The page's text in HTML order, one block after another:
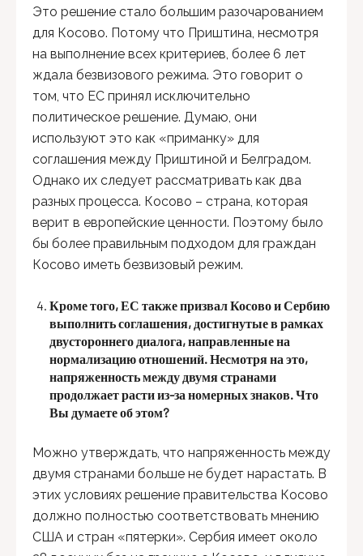
Это решение стало большим разочарованием
для Косово. Потому что Приштина, несмотря
на выполнение всех критериев, более 6 лет
ждала безвизового режима. Это говорит о
том, что ЕС принял исключительно
политическое решение. Думаю, они
используют это как «приманку» для
соглашения между Приштиной и Белградом.
Однако их следует рассматривать как два
разных процесса. Косово – страна, которая
верит в европейские ценности. Поэтому было
бы более правильным подходом для граждан
Косово иметь безвизовый режим.
Кроме того, ЕС также призвал Косово и Сербию
выполнить соглашения, достигнутые в рамках
двустороннего диалога, направленные на
нормализацию отношений. Несмотря на это,
напряженность между двумя странами
продолжает расти из-за номерных знаков. Что
Вы думаете об этом?
Можно утверждать, что напряженность между
двумя странами больше не будет нарастать. В
этих условиях решение правительства Косово
должно полностью соответствовать мнению
США и стран «пятерки». Сербия имеет около